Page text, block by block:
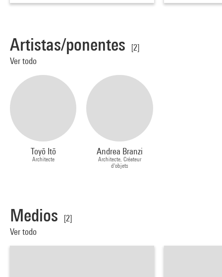
Artistas/ponentes
[2]
Ver todo
Toyō Itō
Architecte
Andrea Branzi
Architecte, Créateur
d'objets
Medios
[2]
Ver todo